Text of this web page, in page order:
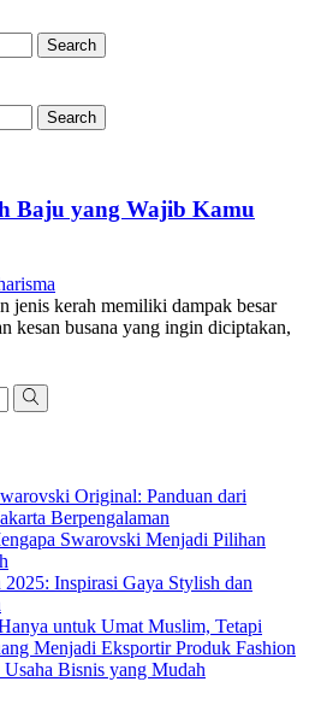
Search
Search
Baju yang Wajib Kamu
jenis kerah memiliki dampak besar
kesan busana yang ingin diciptakan,
Original: Panduan dari
Berpengalaman
Swarovski Menjadi Pilihan
Inspirasi Gaya Stylish dan
untuk Umat Muslim, Tetapi
Menjadi Eksportir Produk Fashion
Bisnis yang Mudah